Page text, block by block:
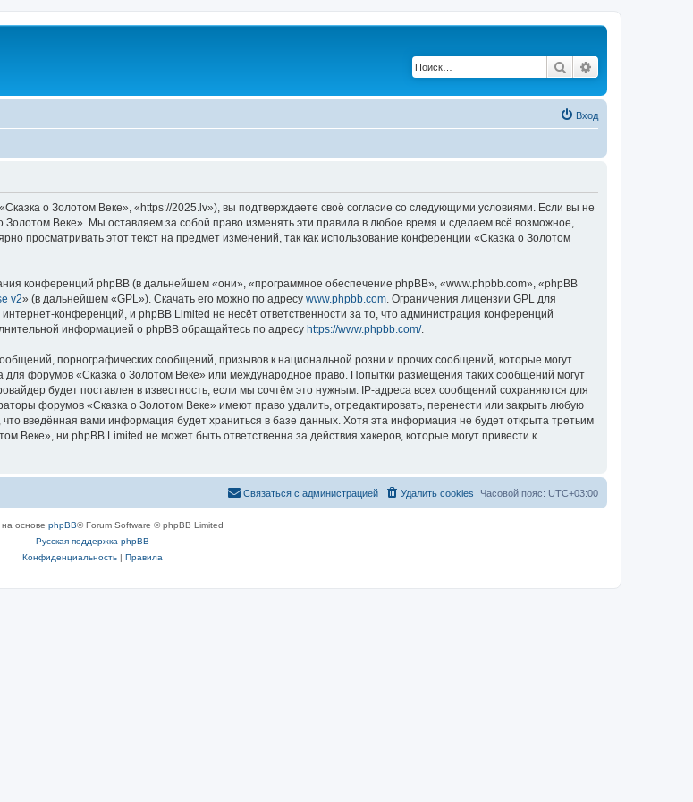
Поиск
Вход
о Золотом Веке», «https://2025.lv»), вы подтверждаете своё согласие со следующими условиями. Если вы не
Веке». Мы оставляем за собой право изменять эти правила в любое время и сделаем всё возможное,
просматривать этот текст на предмет изменений, так как использование конференции «Сказка о Золотом
конференций phpBB (в дальнейшем «они», «программное обеспечение phpBB», «www.phpbb.com», «phpBB
v2» (в дальнейшем «GPL»). Скачать его можно по адресу www.phpbb.com . Ограничения лицензии GPL для
конференций, и phpBB Limited не несёт ответственности за то, что администрация конференций
информацией о phpBB обращайтесь по адресу https://www.phpbb.com/.
порнографических сообщений, призывов к национальной розни и прочих сообщений, которые могут
для форумов «Сказка о Золотом Веке» или международное право. Попытки размещения таких сообщений могут
будет поставлен в известность, если мы сочтём это нужным. IP-адреса всех сообщений сохраняются для
форумов «Сказка о Золотом Веке» имеют право удалить, отредактировать, перенести или закрыть любую
введённая вами информация будет храниться в базе данных. Хотя эта информация не будет открыта третьим
ни phpBB Limited не может быть ответственна за действия хакеров, которые могут привести к
Часовой пояс: UTC+03:00
Удалить cookies
Связаться с администрацией
основе phpBB® Forum Software © phpBB Limited
Русская поддержка phpBB
Конфиденциальность| Правила